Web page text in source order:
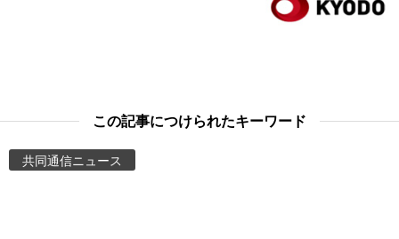
この記事につけられたキーワード
共同通信ニュース